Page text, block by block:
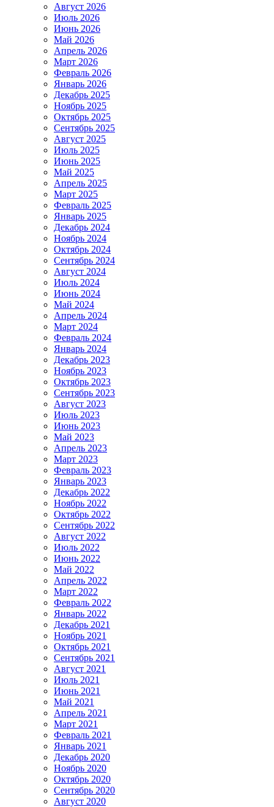
Август 2026
Июль 2026
Июнь 2026
Май 2026
Апрель 2026
Март 2026
Февраль 2026
Январь 2026
Декабрь 2025
Ноябрь 2025
Октябрь 2025
Сентябрь 2025
Август 2025
Июль 2025
Июнь 2025
Май 2025
Апрель 2025
Март 2025
Февраль 2025
Январь 2025
Декабрь 2024
Ноябрь 2024
Октябрь 2024
Сентябрь 2024
Август 2024
Июль 2024
Июнь 2024
Май 2024
Апрель 2024
Март 2024
Февраль 2024
Январь 2024
Декабрь 2023
Ноябрь 2023
Октябрь 2023
Сентябрь 2023
Август 2023
Июль 2023
Июнь 2023
Май 2023
Апрель 2023
Март 2023
Февраль 2023
Январь 2023
Декабрь 2022
Ноябрь 2022
Октябрь 2022
Сентябрь 2022
Август 2022
Июль 2022
Июнь 2022
Май 2022
Апрель 2022
Март 2022
Февраль 2022
Январь 2022
Декабрь 2021
Ноябрь 2021
Октябрь 2021
Сентябрь 2021
Август 2021
Июль 2021
Июнь 2021
Май 2021
Апрель 2021
Март 2021
Февраль 2021
Январь 2021
Декабрь 2020
Ноябрь 2020
Октябрь 2020
Сентябрь 2020
Август 2020